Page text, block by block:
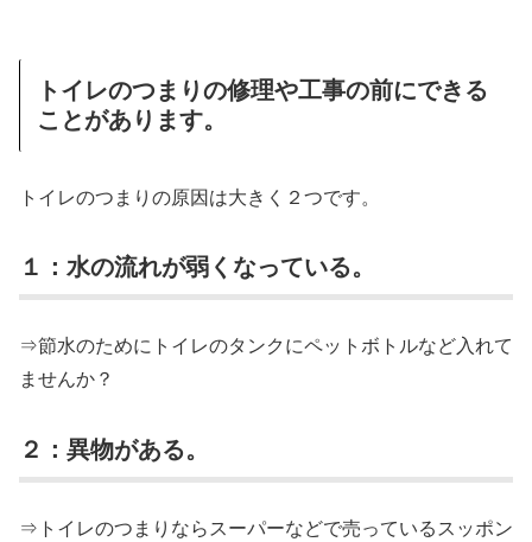
トイレのつまりの修理や工事の前にできる
ことがあります。
トイレのつまりの原因は大きく２つです。
１：水の流れが弱くなっている。
⇒節水のためにトイレのタンクにペットボトルなど入れて
ませんか？
２：異物がある。
⇒トイレのつまりならスーパーなどで売っているスッポン